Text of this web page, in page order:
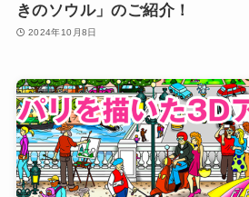
きのソウル」のご紹介！
2024年10月8日